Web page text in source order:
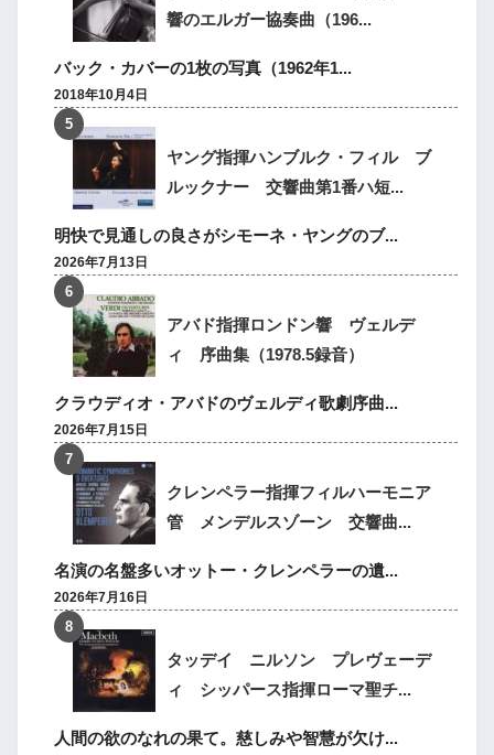
響のエルガー協奏曲（196...
バック・カバーの1枚の写真（1962年1...
2018年10月4日
ヤング指揮ハンブルク・フィル ブ
ルックナー 交響曲第1番ハ短...
明快で見通しの良さがシモーネ・ヤングのブ...
2026年7月13日
アバド指揮ロンドン響 ヴェルデ
ィ 序曲集（1978.5録音）
クラウディオ・アバドのヴェルディ歌劇序曲...
2026年7月15日
クレンペラー指揮フィルハーモニア
管 メンデルスゾーン 交響曲...
名演の名盤多いオットー・クレンペラーの遺...
2026年7月16日
タッデイ ニルソン プレヴェーデ
ィ シッパース指揮ローマ聖チ...
人間の欲のなれの果て。慈しみや智慧が欠け...